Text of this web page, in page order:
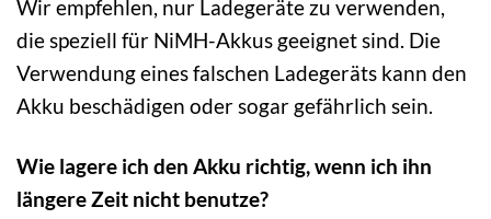
Wir empfehlen, nur Ladegeräte zu verwenden,
die speziell für NiMH-Akkus geeignet sind. Die
Verwendung eines falschen Ladegeräts kann den
Akku beschädigen oder sogar gefährlich sein.
Wie lagere ich den Akku richtig, wenn ich ihn
längere Zeit nicht benutze?